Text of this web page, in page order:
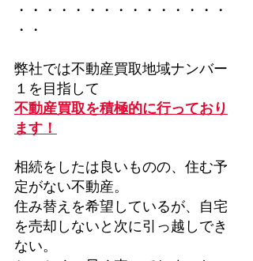
・・・・・・・・・・・・・・・
・・
弊社では不動産買取地域ナンバー
１を目指して
不動産買取を積極的に行っており
ます！
相続をしたは良いものの、住む予
定がない不動産。
住み替えを希望しているが、自宅
を売却しないと次に引っ越しでき
ない。